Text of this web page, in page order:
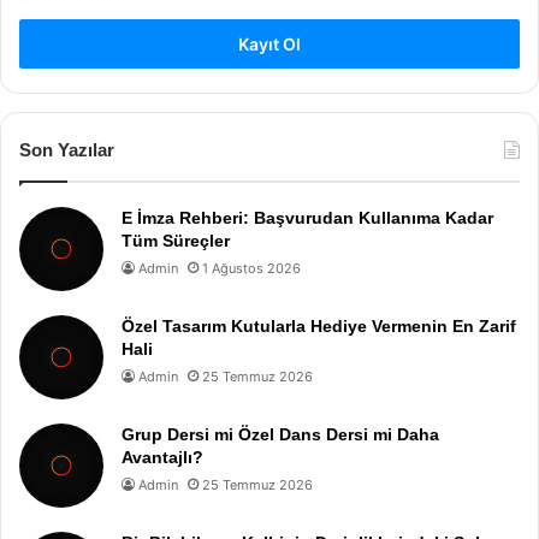
Kayıt Ol
Son Yazılar
E İmza Rehberi: Başvurudan Kullanıma Kadar
Tüm Süreçler
Admin 1 Ağustos 2026
Özel Tasarım Kutularla Hediye Vermenin En Zarif
Hali
Admin 25 Temmuz 2026
Grup Dersi mi Özel Dans Dersi mi Daha
Avantajlı?
Admin 25 Temmuz 2026